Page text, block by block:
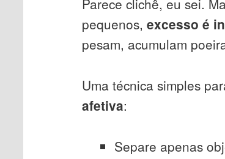
pequenos,excesso é
pesam, acumulam
Uma técnica simples
afetiva:
Separe apenas